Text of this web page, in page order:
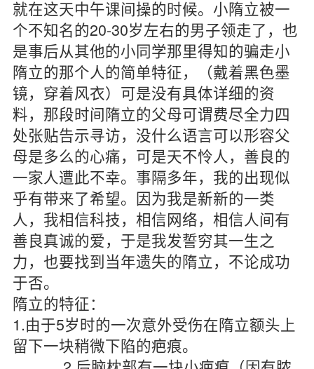
就在这天中午课间操的时候。小隋立被一
个不知名的20-30岁左右的男子领走了，也
是事后从其他的小同学那里得知的骗走小
隋立的那个人的简单特征，（戴着黑色墨
镜，穿着风衣）可是没有具体详细的资
料，那段时间隋立的父母可谓费尽全力四
处张贴告示寻访，没什么语言可以形容父
母是多么的心痛，可是天不怜人，善良的
一家人遭此不幸。事隔多年，我的出现似
乎有带来了希望。因为我是新新的一类
人，我相信科技，相信网络，相信人间有
善良真诚的爱，于是我发誓穷其一生之
力，也要找到当年遗失的隋立，不论成功
于否。
隋立的特征：
1.由于5岁时的一次意外受伤在隋立额头上
留下一块稍微下陷的疤痕。